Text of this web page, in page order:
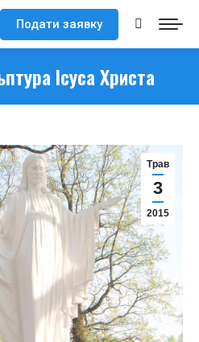
Подати заявку Search:
Ісуса Христа
Трав
3
2015